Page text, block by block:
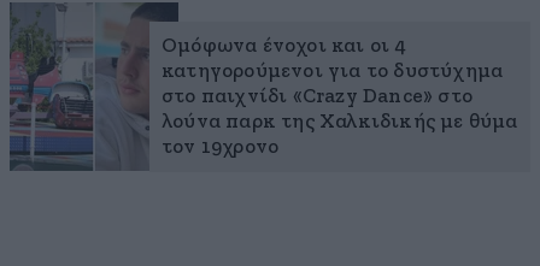
Ομόφωνα ένοχοι και οι 4
κατηγορούμενοι για το δυστύχημα
στο παιχνίδι «Crazy Dance» στο
λούνα παρκ της Χαλκιδικής με θύμα
τον 19χρονο